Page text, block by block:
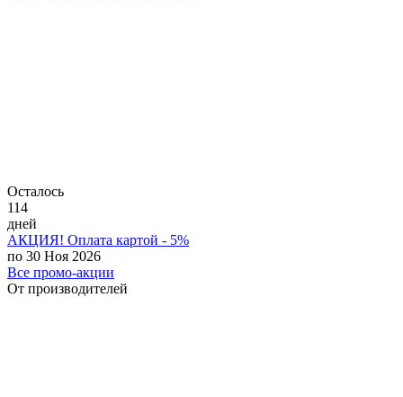
Осталось
114
дней
АКЦИЯ! Оплата картой - 5%
по 30 Ноя 2026
Все промо-акции
От производителей